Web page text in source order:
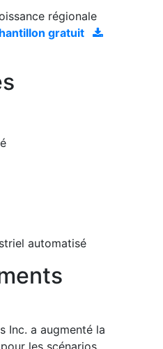
régionale
gratuit
automatisé
Inc. a augmenté la
les scénarios